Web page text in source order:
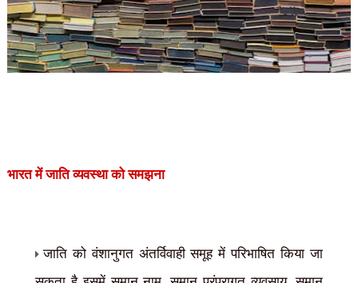
भारत में जाति व्यवस्था को समझना
जाति को वंशानुगत अंतर्विवाही समूह में परिभाषित किया जा